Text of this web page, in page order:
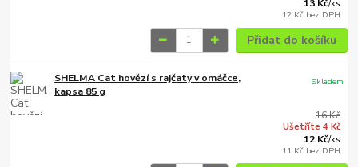
13 Kč/ks
12 Kč bez DPH
Přidat do košíku
SHELMA Cat hovězí s rajčaty v omáčce,
kapsa 85 g
16 Kč
Ušetříte 4 Kč
12 Kč/ks
11 Kč bez DPH
Skladem